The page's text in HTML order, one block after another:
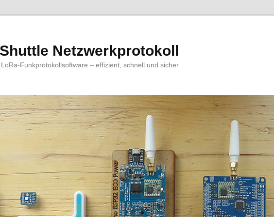
Netzwerkprotokoll
Funkprotokollsoftware – effizient, schnell und sicher